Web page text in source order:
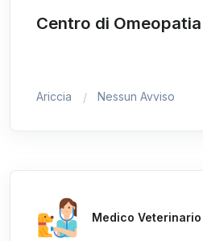
Centro di
Ariccia Nessun Avviso
Medico